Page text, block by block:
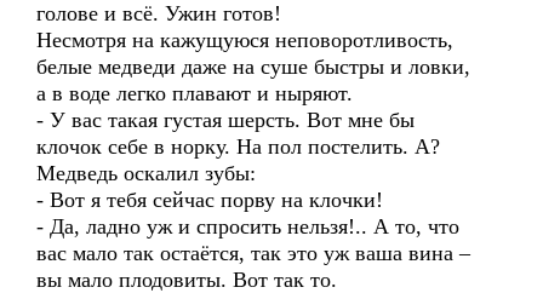
голове и всё. Ужин готов!
Несмотря на кажущуюся неповоротливость,
белые медведи даже на суше быстры и ловки,
а в воде легко плавают и ныряют.
- У вас такая густая шерсть. Вот мне бы
клочок себе в норку. На пол постелить. А?
Медведь оскалил зубы:
- Вот я тебя сейчас порву на клочки!
- Да, ладно уж и спросить нельзя!.. А то, что
вас мало так остаётся, так это уж ваша вина –
вы мало плодовиты. Вот так то.